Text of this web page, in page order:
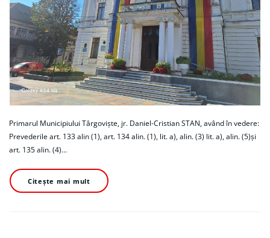
Primarul Municipiului Târgoviște, jr. Daniel-Cristian STAN, având în vedere:
Prevederile art. 133 alin (1), art. 134 alin. (1), lit. a), alin. (3) lit. a), alin. (5)și
art. 135 alin. (4)…
Citește mai mult